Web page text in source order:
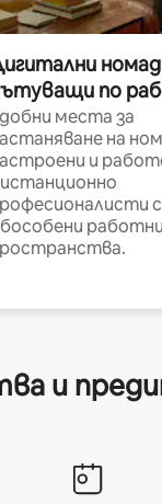
по
места за
на
и
работни
и